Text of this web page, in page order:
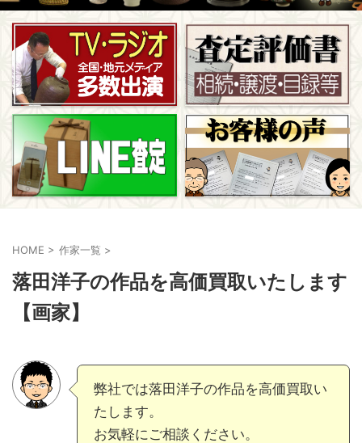
HOME > 作家一覧 >
落田洋子の作品を高価買取いたします
【画家】
弊社では落田洋子の作品を高価買取い
たします。
お気軽にご相談ください。